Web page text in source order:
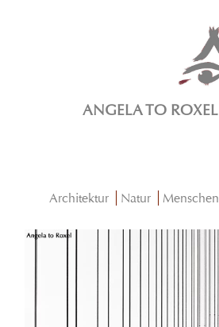
ANGELA TO ROXEL
Architektur Natur Menschen